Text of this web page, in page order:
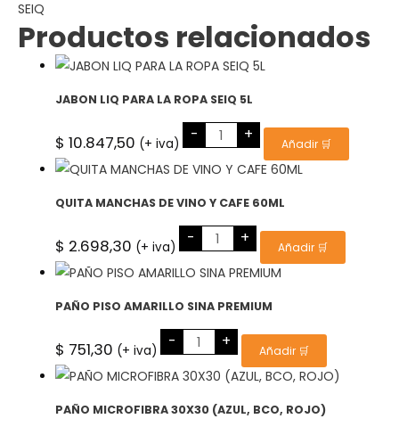
SEIQ
5L
cantidad
SEIQ
Productos relacionados
JABON LIQ PARA LA ROPA SEIQ 5L
$ 10.847,50 (+ iva) - JABON
LIQ
PARA
LA
ROPA
5L
+ Añadir 🛒
QUITA MANCHAS DE VINO Y CAFE 60ML
$ 2.698,30 (+ iva) - QUITA
MANCHAS
DE
VINO
Y
60ML
+ Añadir 🛒
PAÑO PISO AMARILLO SINA PREMIUM
$ 751,30 (+ iva) - PAÑO
PISO
AMARILLO
SINA
PREMIUM
+ Añadir 🛒
PAÑO MICROFIBRA 30X30 (AZUL, BCO, ROJO)